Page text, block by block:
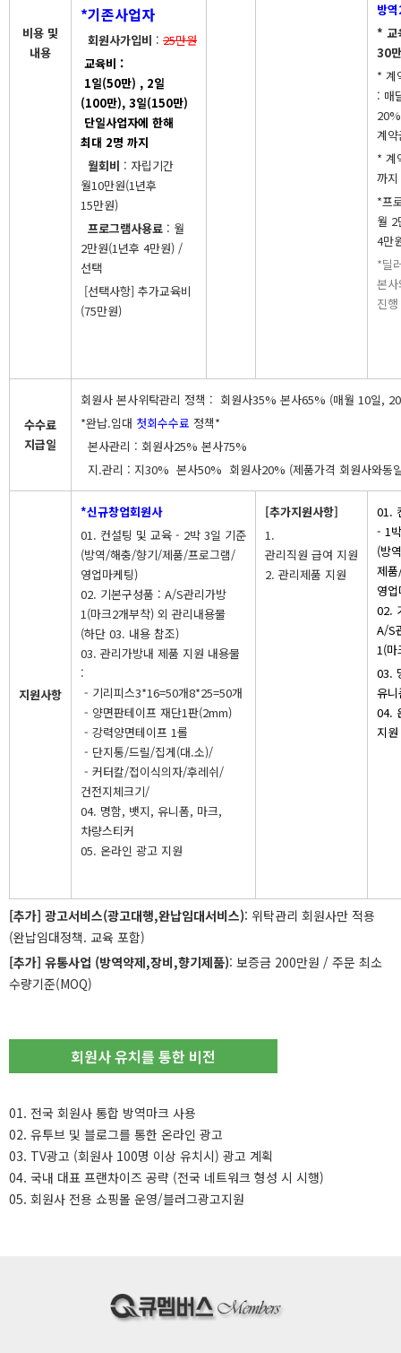
비용 및
내용
*기존사업자
회원사가입비 : 25만원
교육비 :
1일(50만) , 2일
(100만), 3일(150만)
단일사업자에 한해
최대 2명 까지
월회비 : 자립기간
월10만원(1년후
15만원)
프로그램사용료 : 월
2만원(1년후 4만원) /
선택
[선택사항] 추가교육비
(75만원)
방
* 교
30
* 계
: 매
계
* 계
까
*프
월 2
4만
*딜
본
진
수수료
지급일
회원사 본사위탁관리 정책 : 회원사35% 본사65% (매월 10일,
*완납.임대 첫회수수료 정책*
본사관리 : 회원사25% 본사75%
지.관리 : 지30% 본사50% 회원사20% (제품가격 회원사와동
지원사항
*신규창업회원사
01. 컨설팅 및 교육 - 2박 3일 기준
(방역/해충/향기/제품/프로그램/
영업마케팅)
02. 기본구성품 : A/S관리가방
1(마크2개부착) 외 관리내용물
(하단 03. 내용 참조)
03. 관리가방내 제품 지원 내용물
:
- 기리피스3*16=50개8*25=50개
- 양면판테이프 재단1판(2mm)
- 강력양면테이프 1롤
- 단지통/드릴/집게(대.소)/
- 커터칼/접이식의자/후레쉬/
건전지체크기/
04. 명함, 뱃지, 유니폼, 마크,
차량스티커
05. 온라인 광고 지원
[추가지원사항]
1.
관리직원 급여 지원
2. 관리제품 지원
01.
- 1
(방
제
영
02.
A/S
1(마
03.
유
04.
지원
[추가] 광고서비스(광고대행,완납임대서비스): 위탁관리 회원사만 적용
(완납임대정책. 교육 포함)
[추가] 유통사업 (방역약제,장비,향기제품): 보증금 200만원 / 주문 최소
수량기준(MOQ)
회원사 유치를 통한 비전
01. 전국 회원사 통합 방역마크 사용
02. 유투브 및 블로그를 통한 온라인 광고
03. TV광고 (회원사 100명 이상 유치시) 광고 계획
04. 국내 대표 프랜차이즈 공략 (전국 네트워크 형성 시 시행)
05. 회원사 전용 쇼핑몰 운영/블러그광고지원